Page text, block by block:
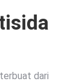
dari